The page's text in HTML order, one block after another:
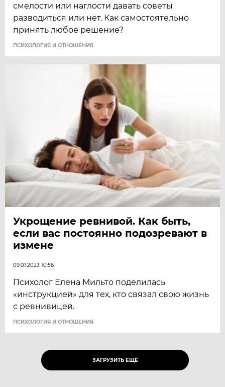
смелости или наглости давать советы
разводиться или нет. Как самостоятельно
принять любое решение?
ПСИХОЛОГИЯ И ОТНОШЕНИЯ
Укрощение ревнивой. Как быть,
если вас постоянно подозревают в
измене
09.01.2023 10:56
Психолог Елена Мильто поделилась
«инструкцией» для тех, кто связал свою жизнь
с ревнивицей.
ПСИХОЛОГИЯ И ОТНОШЕНИЯ
ЗАГРУЗИТЬ ЕЩЁ